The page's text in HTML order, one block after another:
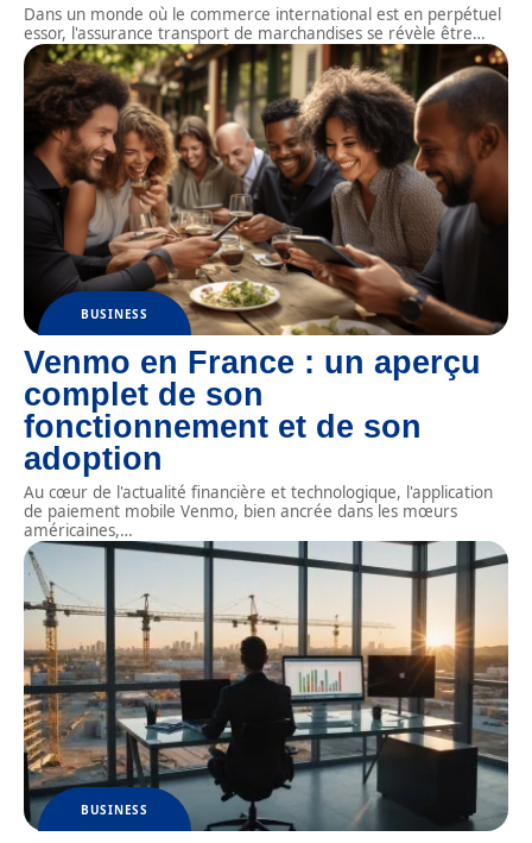
Dans un monde où le commerce international est en perpétuel
essor, l'assurance transport de marchandises se révèle être…
BUSINESS
Venmo en France : un aperçu
complet de son
fonctionnement et de son
adoption
Au cœur de l'actualité financière et technologique, l'application
de paiement mobile Venmo, bien ancrée dans les mœurs
américaines,…
BUSINESS